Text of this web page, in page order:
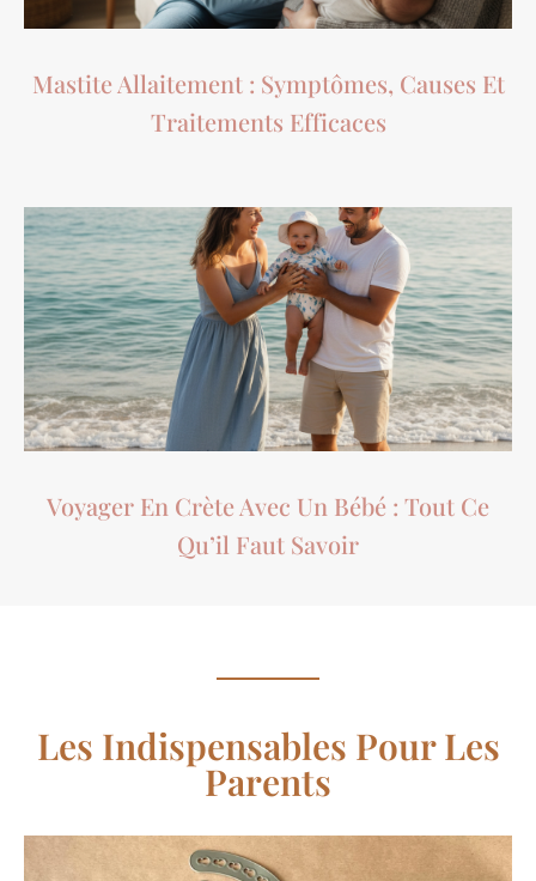
Mastite Allaitement : Symptômes, Causes Et
Traitements Efficaces
Voyager En Crète Avec Un Bébé : Tout Ce
Qu’il Faut Savoir
Les Indispensables Pour Les
Parents